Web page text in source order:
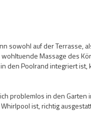
sowohl auf der Terrasse,
Massage des
den Poolrand integriert ist,
problemlos in den
ist, richtig